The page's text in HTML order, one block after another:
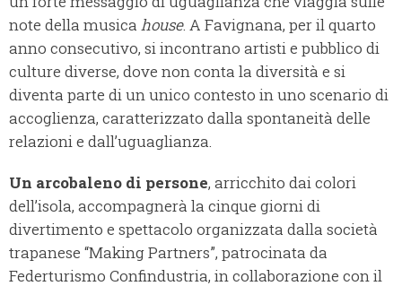
note della musica house. A Favignana, per il quarto
anno consecutivo, si incontrano artisti e pubblico di
culture diverse, dove non conta la diversità e si
diventa parte di un unico contesto in uno scenario di
accoglienza, caratterizzato dalla spontaneità delle
relazioni e dall’uguaglianza.
Un arcobaleno di persone, arricchito dai colori
dell’isola, accompagnerà la cinque giorni di
divertimento e spettacolo organizzata dalla società
trapanese “Making Partners”, patrocinata da
Federturismo Confindustria, in collaborazione con il